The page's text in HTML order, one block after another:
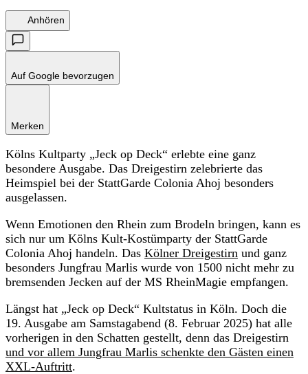
Anhören
Auf Google bevorzugen
Merken
Kölns Kultparty „Jeck op Deck“ erlebte eine ganz
besondere Ausgabe. Das Dreigestirn zelebrierte das
Heimspiel bei der StattGarde Colonia Ahoj besonders
ausgelassen.
Wenn Emotionen den Rhein zum Brodeln bringen, kann es
sich nur um Kölns Kult-Kostümparty der StattGarde
Colonia Ahoj handeln. Das Kölner Dreigestirn und ganz
besonders Jungfrau Marlis wurde von 1500 nicht mehr zu
bremsenden Jecken auf der MS RheinMagie empfangen.
Längst hat „Jeck op Deck“ Kultstatus in Köln. Doch die
19. Ausgabe am Samstagabend (8. Februar 2025) hat alle
vorherigen in den Schatten gestellt, denn das Dreigestirn
und vor allem Jungfrau Marlis schenkte den Gästen einen
XXL-Auftritt.